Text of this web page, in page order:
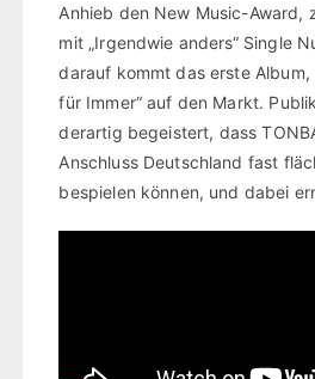
Anhieb den New Music-Award,
mit „Irgendwie anders“ Single
darauf kommt das erste Album,
für Immer“ auf den Markt.
derartig begeistert, dass
Anschluss Deutschland fast
bespielen können, und dabei